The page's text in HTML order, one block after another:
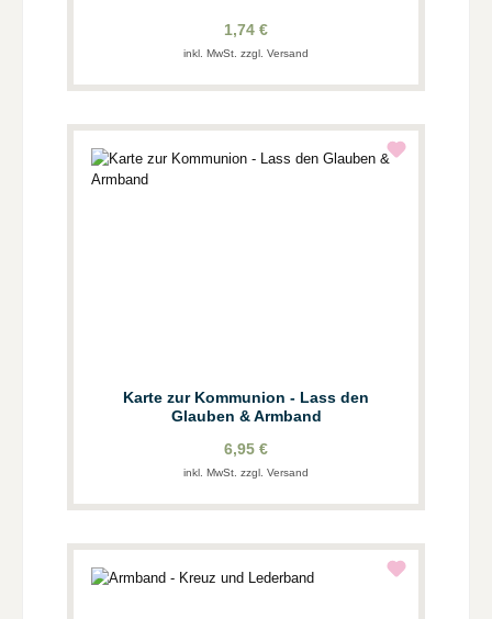
1,74 €
inkl. MwSt. zzgl. Versand
Karte zur Kommunion - Lass den
Glauben & Armband
6,95 €
inkl. MwSt. zzgl. Versand